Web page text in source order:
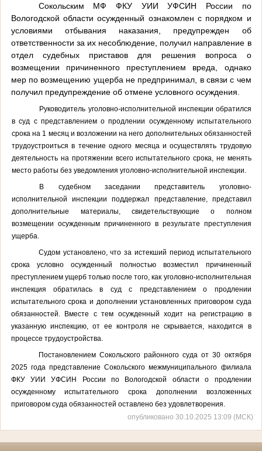
Сокольским МФ ФКУ УИИ УФСИН России по
Вологодской области осужденный ознакомлен с порядком и
условиями отбывания наказания, предупрежден об
ответственности за их несоблюдение, получил направление в
отдел судебных приставов для решения вопроса о
возмещении причиненного преступлением вреда, однако
мер по возмещению ущерба не предпринимал, в связи с чем
получил предупреждение об отмене условного осуждения.
Руководитель уголовно-исполнительной инспекции обратился
в суд с представлениемо продлении осужденному испытательного
срока на 1 месяц и возложении на него дополнительных обязанностей
трудоустроиться в течение одного месяца и осуществлять трудовую
деятельность на протяжении всего испытательного срока, не менять
место работы без уведомления уголовно-исполнительной инспекции.
В судебном заседании представитель уголовно-
исполнительной инспекцииподдержал представление, представил
дополнительные материалы, свидетельствующие о полном
возмещении осужденным причиненного в результате преступления
ущерба.
Судом установлено, что за истекший период испытательного
срока условно осужденный полностью возместил причиненный
преступлением ущерб только после того, как уголовно-исполнительная
инспекция обратилась в суд с представлением о продлении
испытательного срока и дополнении установленных приговором суда
обязанностей. Вместе с тем осужденный ходит на регистрацию в
указанную инспекцию, от ее контроля не скрывается, находится в
процессе трудоустройства.
Постановлением Сокольского районного суда от 30 октября
2025 года представлениеСокольского межмуниципального филиала
ФКУ УИИ УФСИН России по Вологодской областио продлении
осужденному испытательного срока дополнении возложенных
приговором суда обязанностей оставлено без удовлетворения
опубликовано 30.10.2025 13:09 (МСК)